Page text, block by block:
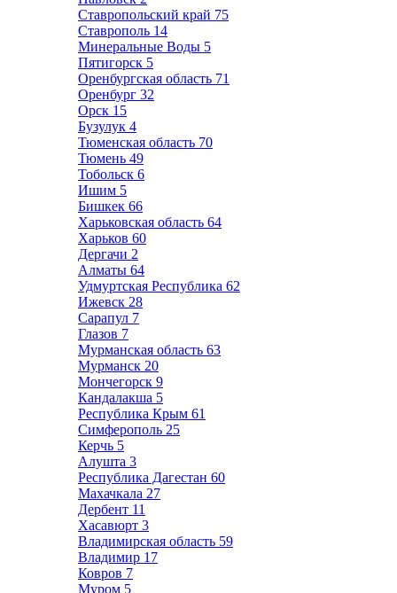
Ставропольский край 75
Ставрополь 14
Минеральные Воды 5
Пятигорск 5
Оренбургская область 71
Оренбург 32
Орск 15
Бузулук 4
Тюменская область 70
Тюмень 49
Тобольск 6
Ишим 5
Бишкек 66
Харьковская область 64
Харьков 60
Дергачи 2
Алматы 64
Удмуртская Республика 62
Ижевск 28
Сарапул 7
Глазов 7
Мурманская область 63
Мурманск 20
Мончегорск 9
Кандалакша 5
Республика Крым 61
Симферополь 25
Керчь 5
Алушта 3
Республика Дагестан 60
Махачкала 27
Дербент 11
Хасавюрт 3
Владимирская область 59
Владимир 17
Ковров 7
Муром 5